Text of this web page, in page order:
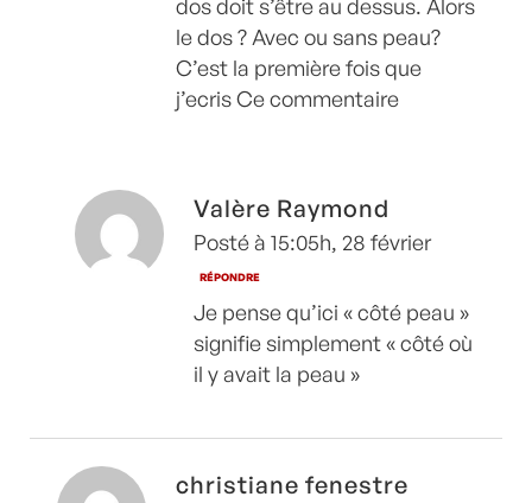
dos doit s’être au dessus. Alors
le dos ? Avec ou sans peau?
C’est la première fois que
j’ecris Ce commentaire
Valère Raymond
Posté à 15:05h, 28 février
RÉPONDRE
Je pense qu’ici « côté peau »
signifie simplement « côté où
il y avait la peau »
christiane fenestre